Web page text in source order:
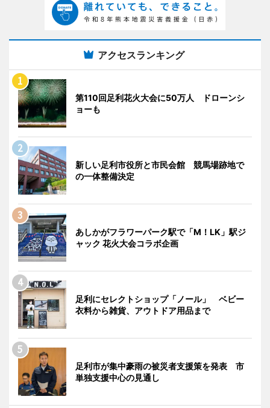
アクセスランキング
第110回足利花火大会に50万人 ドローンシ
ョーも
新しい足利市役所と市民会館 競馬場跡地で
の一体整備決定
あしかがフラワーパーク駅で「M！LK」駅ジ
ャック 花火大会コラボ企画
足利にセレクトショップ「ノール」 ベビー
衣料から雑貨、アウトドア用品まで
足利市が集中豪雨の被災者支援策を発表 市
単独支援中心の見通し